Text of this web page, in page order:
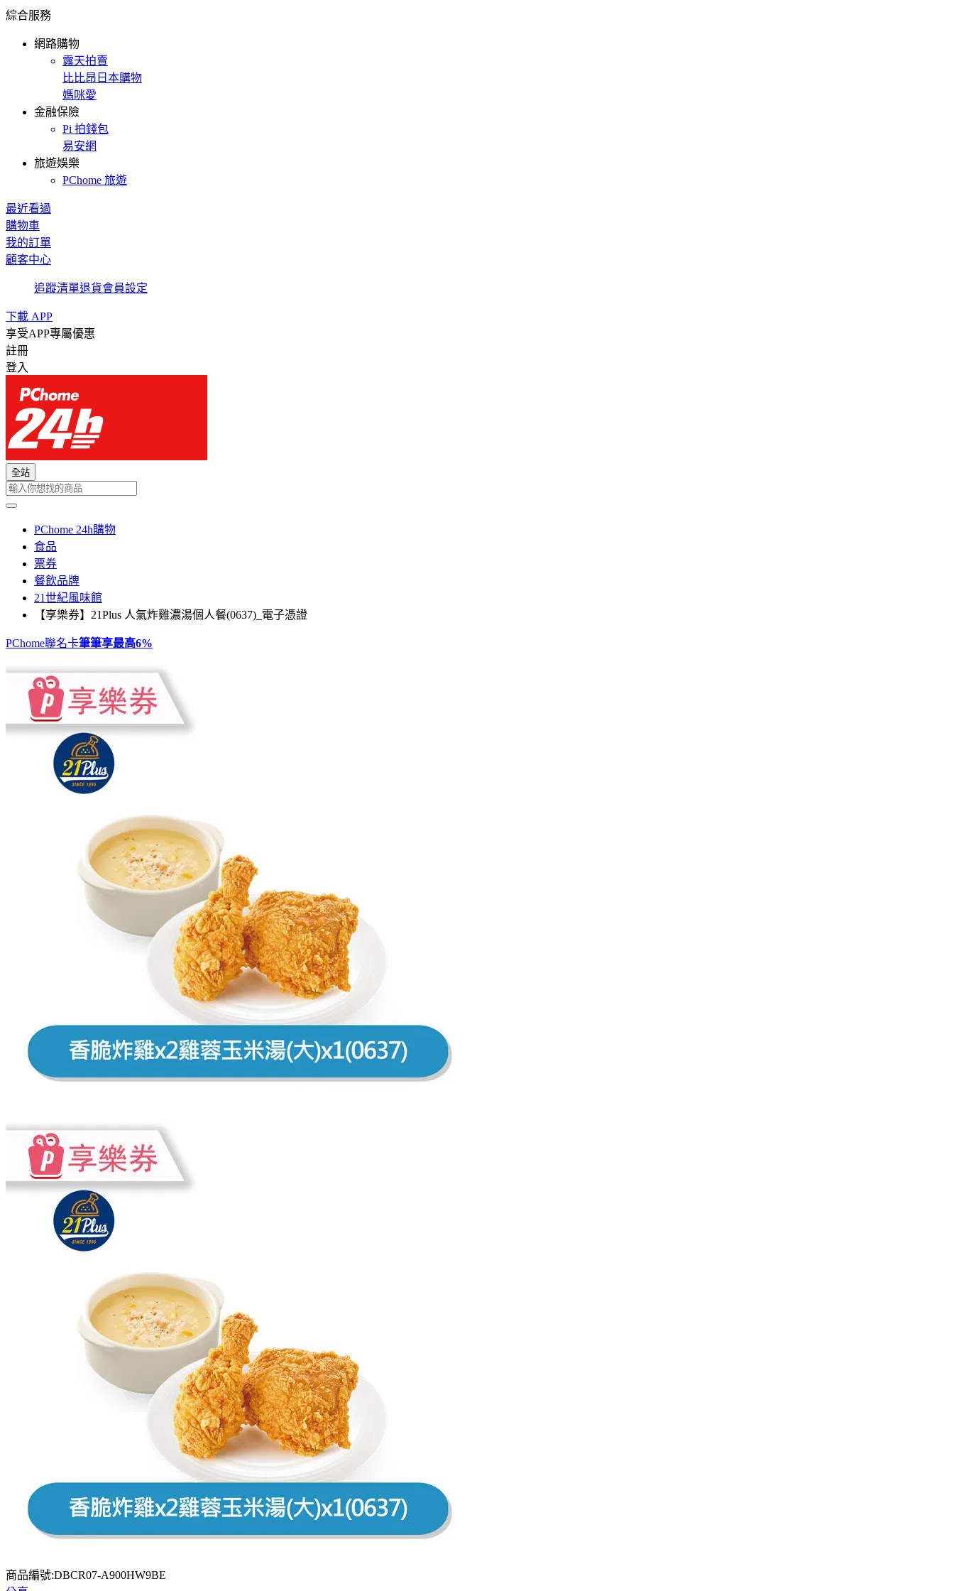
綜合服務
網路購物
露天拍賣
比比昂日本購物
媽咪愛
金融保險
Pi 拍錢包
易安網
旅遊娛樂
PChome 旅遊
最近看過
購物車
我的訂單
顧客中心
追蹤清單退貨會員設定
下載 APP
享受APP專屬優惠
註冊
登入
全站
PChome 24h購物
食品
票券
餐飲品牌
21世紀風味館
【享樂券】21Plus 人氣炸雞濃湯個人餐(0637)_電子憑證
PChome聯名卡筆筆享最高6%
商品編號:DBCR07-A900HW9BE